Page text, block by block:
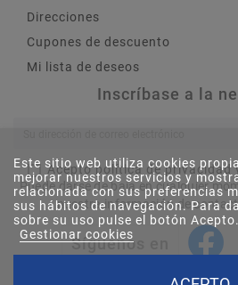
Direcciones
Cupones de descuento
Mi lista de deseos
Inscríbase a la
Acepto política de privacidad
Puede darse de baja en cualquier
nuestra información de
Síguenos en
Este sitio web utiliza cookies
mejorar nuestros servicios y
relacionada con sus preferencias
sus hábitos de navegación. Para
sobre su uso pulse el botón Acepto.
Gestionar cookies